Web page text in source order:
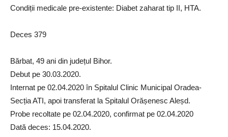
Condiții medicale pre-existente: Diabet zaharat tip II, HTA.
Deces 379
Bărbat, 49 ani din județul Bihor.
Debut pe 30.03.2020.
Internat pe 02.04.2020 în Spitalul Clinic Municipal Oradea-
Secția ATI, apoi transferat la Spitalul Orășenesc Aleșd.
Probe recoltate pe 02.04.2020, confirmat pe 02.04.2020
Dată deces: 15.04.2020.